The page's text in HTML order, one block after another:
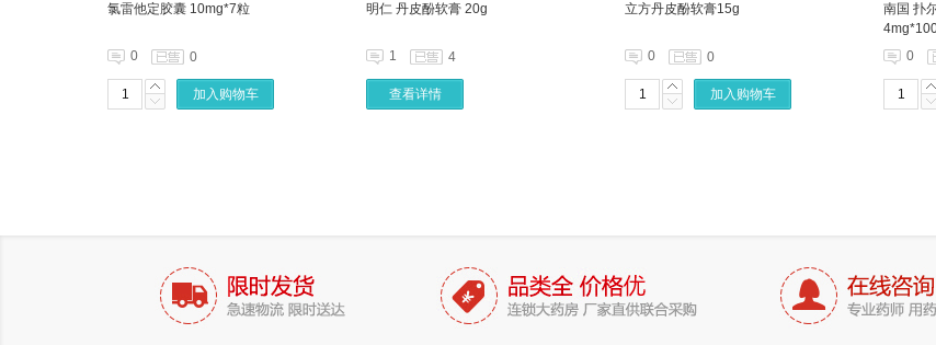
氯雷他定胶囊 10mg*7粒
0 0
加入购物车
明仁 丹皮酚软膏 20g
1 4
查看详情
立方丹皮酚软膏15g
0 0
加入购物车
南国 扑
0